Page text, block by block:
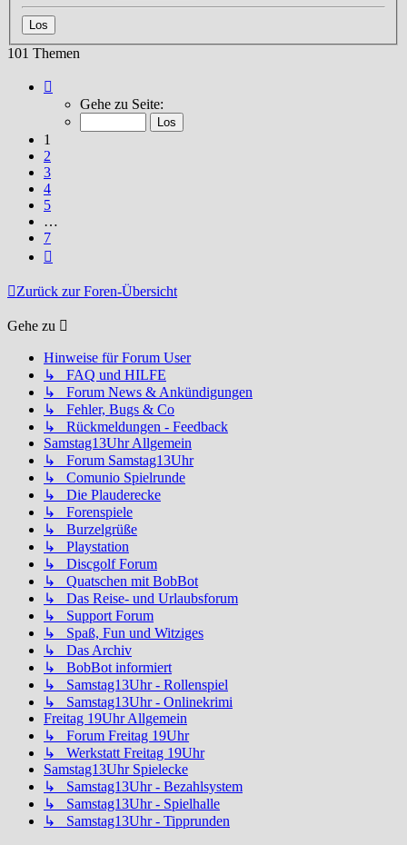
101 Themen
von
Gehe zu Seite:
1
2
3
4
5
…
7
Zurück zur Foren-Übersicht
Gehe zu
Hinweise für Forum User
↳ FAQ und HILFE
↳ Forum News & Ankündigungen
↳ Fehler, Bugs & Co
↳ Rückmeldungen - Feedback
Samstag13Uhr Allgemein
↳ Forum Samstag13Uhr
↳ Comunio Spielrunde
↳ Die Plauderecke
↳ Forenspiele
↳ Burzelgrüße
↳ Playstation
↳ Discgolf Forum
↳ Quatschen mit BobBot
↳ Das Reise- und Urlaubsforum
↳ Support Forum
↳ Spaß, Fun und Witziges
↳ Das Archiv
↳ BobBot informiert
↳ Samstag13Uhr - Rollenspiel
↳ Samstag13Uhr - Onlinekrimi
Freitag 19Uhr Allgemein
↳ Forum Freitag 19Uhr
↳ Werkstatt Freitag 19Uhr
Samstag13Uhr Spielecke
↳ Samstag13Uhr - Bezahlsystem
↳ Samstag13Uhr - Spielhalle
↳ Samstag13Uhr - Tipprunden